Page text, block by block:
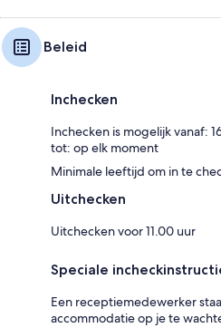
Beleid
Inchecken
Inchecken is mogelijk vanaf:
tot: op elk moment
Minimale leeftijd om in te
Uitchecken
Uitchecken voor 11.00 uur
Speciale
Een receptiemedewerker
accommodatie op je te